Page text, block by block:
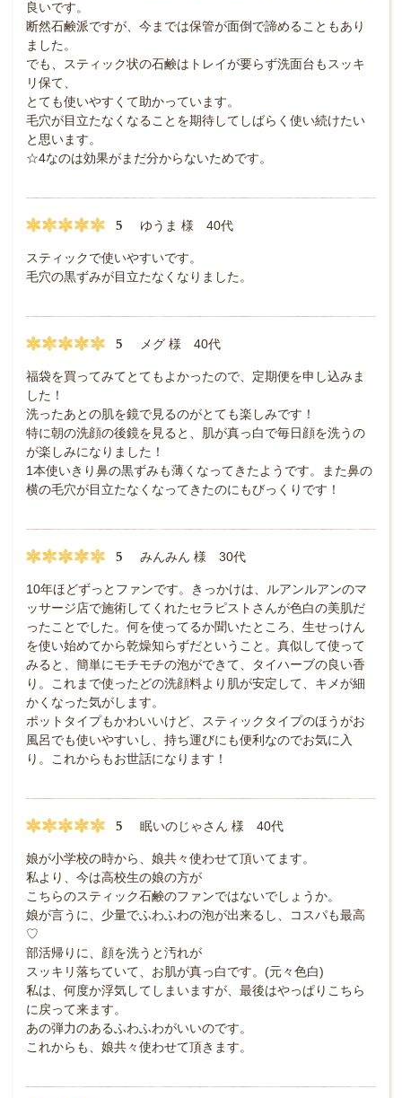
良いです。
断然石鹸派ですが、今までは保管が面倒で諦めることもあり
ました。
でも、スティック状の石鹸はトレイが要らず洗面台もスッキ
リ保て、
とても使いやすくて助かっています。
毛穴が目立たなくなることを期待してしばらく使い続けたい
と思います。
☆4なのは効果がまだ分からないためです。
5 ゆうま 様 40代
スティックで使いやすいです。
毛穴の黒ずみが目立たなくなりました。
5 メグ 様 40代
福袋を買ってみてとてもよかったので、定期便を申し込みま
した！
洗ったあとの肌を鏡で見るのがとても楽しみです！
特に朝の洗顔の後鏡を見ると、肌が真っ白で毎日顔を洗うの
が楽しみになりました！
1本使いきり鼻の黒ずみも薄くなってきたようです。また鼻の
横の毛穴が目立たなくなってきたのにもびっくりです！
5 みんみん 様 30代
10年ほどずっとファンです。きっかけは、ルアンルアンのマ
ッサージ店で施術してくれたセラピストさんが色白の美肌だ
ったことでした。何を使ってるか聞いたところ、生せっけん
を使い始めてから乾燥知らずだということ。真似して使って
みると、簡単にモチモチの泡ができて、タイハーブの良い香
り。これまで使ったどの洗顔料より肌が安定して、キメが細
かくなった気がします。
ポットタイプもかわいいけど、スティックタイプのほうがお
風呂でも使いやすいし、持ち運びにも便利なのでお気に入
り。これからもお世話になります！
5 眠いのじゃさん 様 40代
娘が小学校の時から、娘共々使わせて頂いてます。
私より、今は高校生の娘の方が
こちらのスティック石鹸のファンではないでしょうか。
娘が言うに、少量でふわふわの泡が出来るし、コスパも最高
♡
部活帰りに、顔を洗うと汚れが
スッキリ落ちていて、お肌が真っ白です。(元々色白)
私は、何度か浮気してしまいますが、最後はやっぱりこちら
に戻って来ます。
あの弾力のあるふわふわがいいのです。
これからも、娘共々使わせて頂きます。